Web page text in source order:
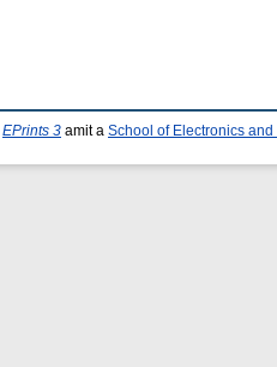
EPrints 3 amit a School of Electronics